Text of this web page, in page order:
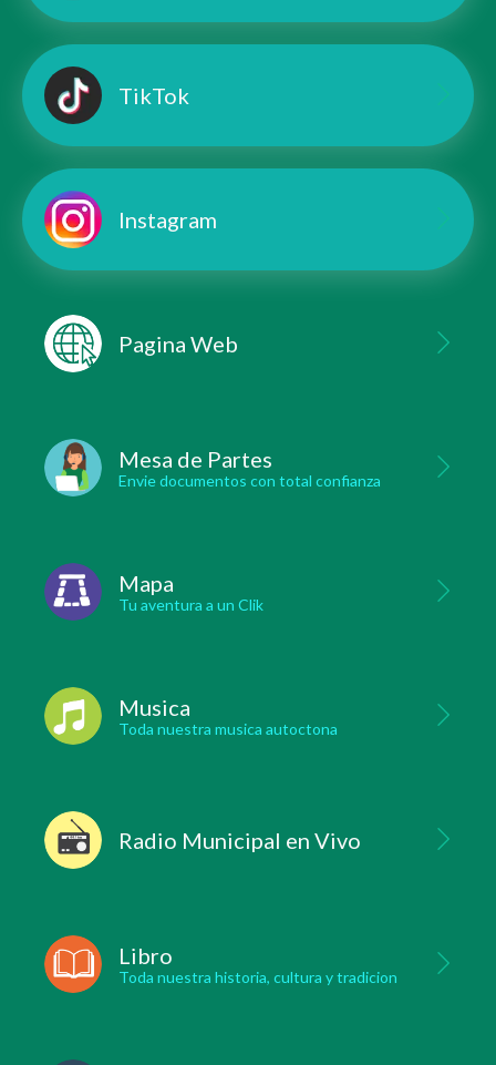
TikTok
Instagram
Pagina Web
Mesa de Partes
Envie documentos con total confianza
Mapa
Tu aventura a un Clik
Musica
Toda nuestra musica autoctona
Radio Municipal en Vivo
Libro
Toda nuestra historia, cultura y tradicion